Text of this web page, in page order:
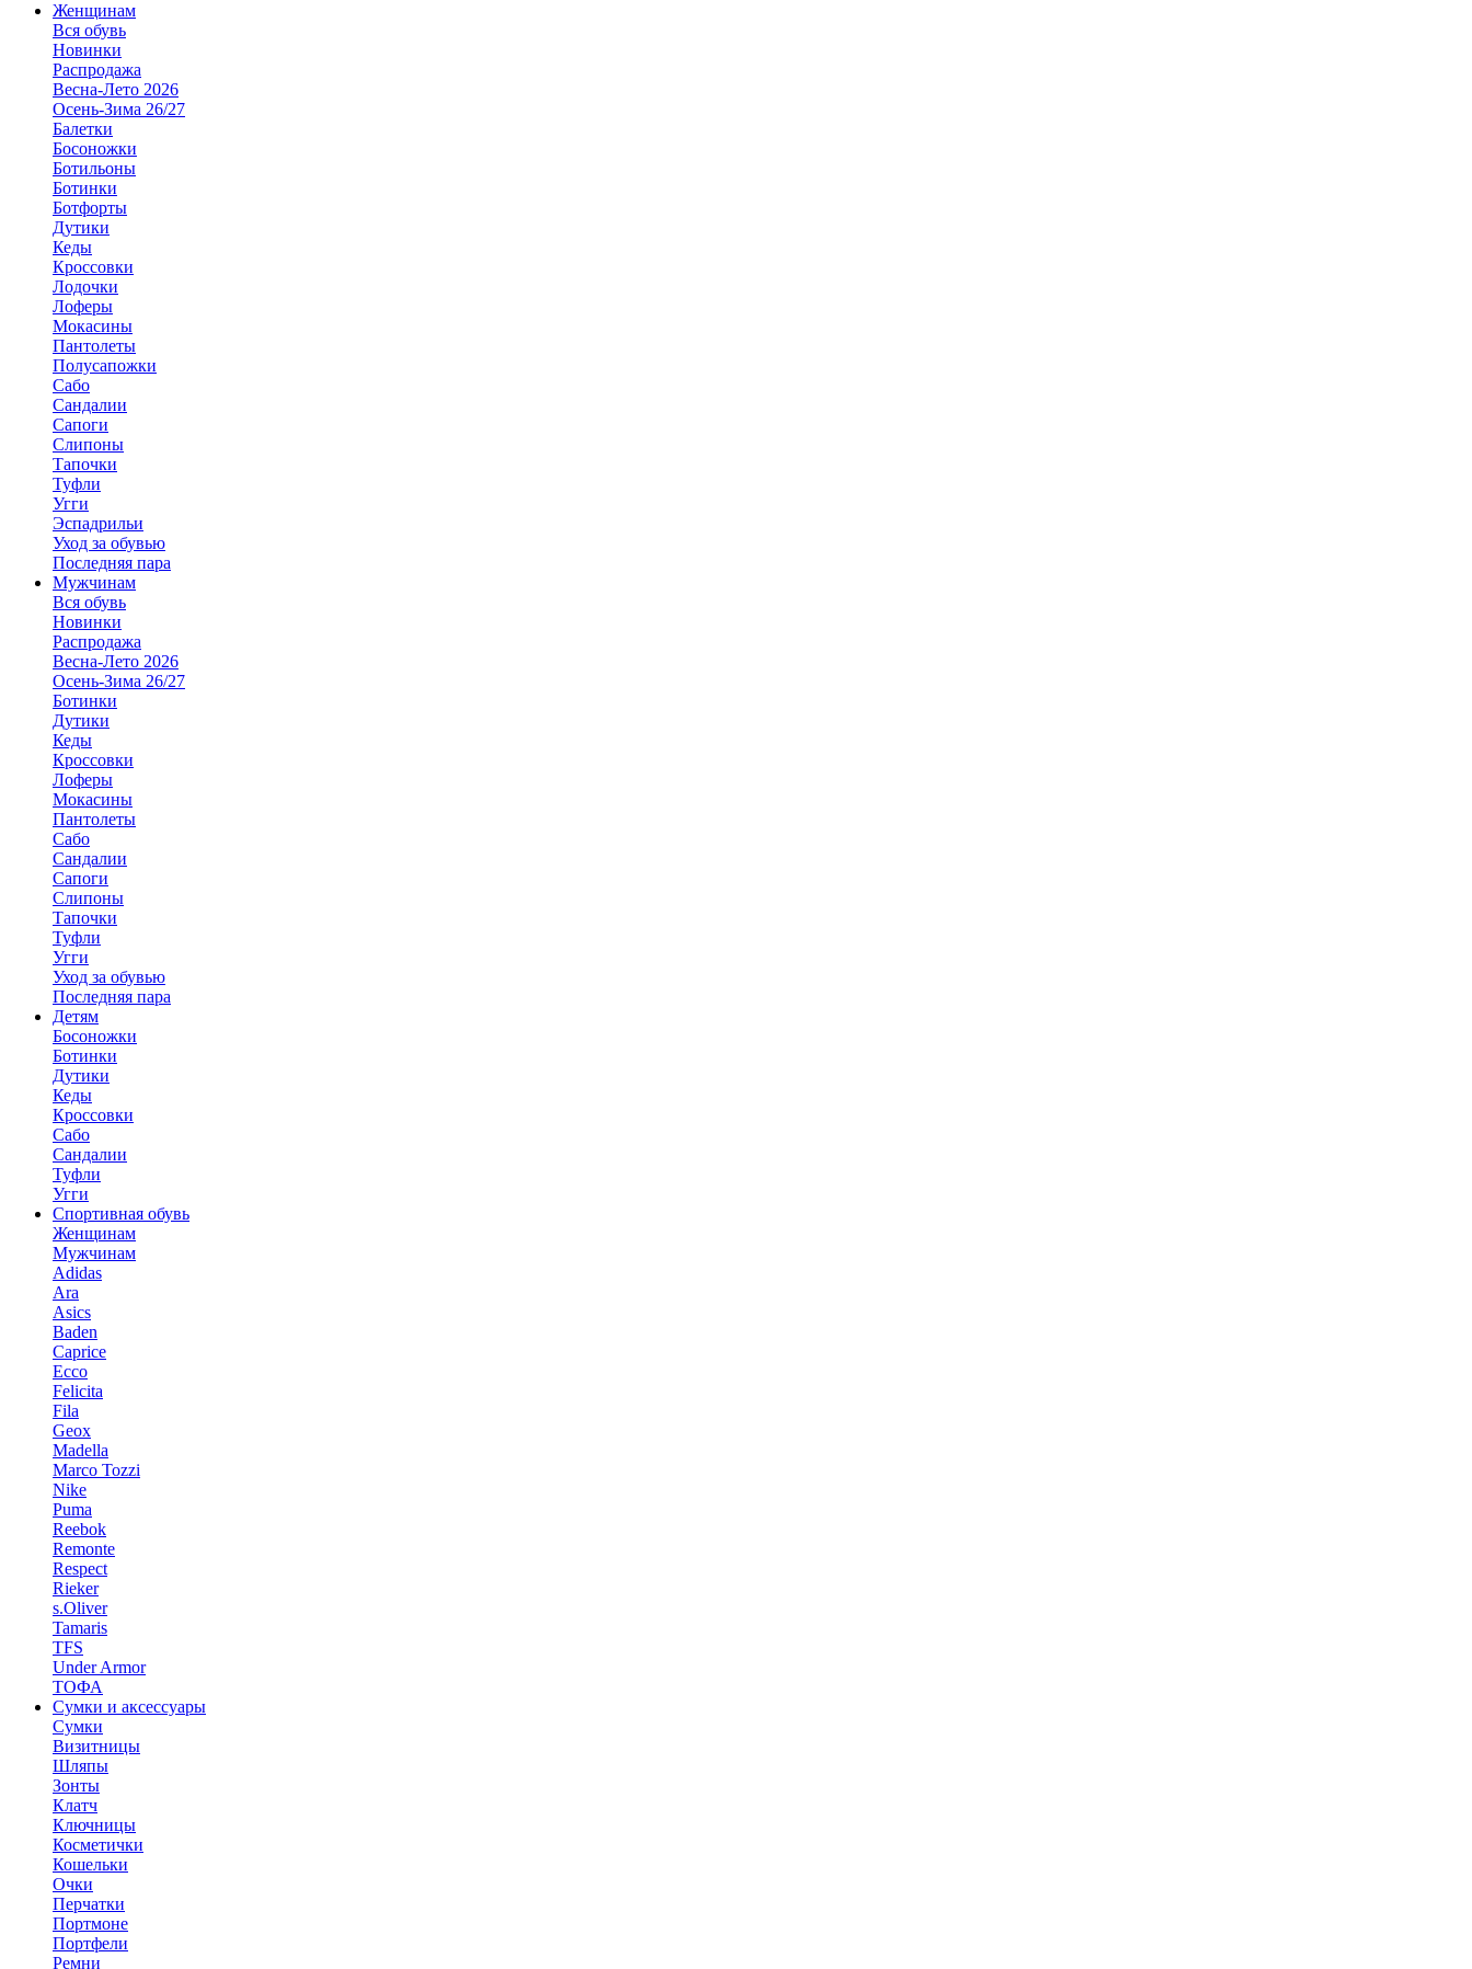
Женщинам
Вся обувь
Новинки
Распродажа
Весна-Лето 2026
Осень-Зима 26/27
Балетки
Босоножки
Ботильоны
Ботинки
Ботфорты
Дутики
Кеды
Кроссовки
Лодочки
Лоферы
Мокасины
Пантолеты
Полусапожки
Сабо
Сандалии
Сапоги
Слипоны
Тапочки
Туфли
Угги
Эспадрильи
Уход за обувью
Последняя пара
Мужчинам
Вся обувь
Новинки
Распродажа
Весна-Лето 2026
Осень-Зима 26/27
Ботинки
Дутики
Кеды
Кроссовки
Лоферы
Мокасины
Пантолеты
Сабо
Сандалии
Сапоги
Слипоны
Тапочки
Туфли
Угги
Уход за обувью
Последняя пара
Детям
Босоножки
Ботинки
Дутики
Кеды
Кроссовки
Сабо
Сандалии
Туфли
Угги
Спортивная обувь
Женщинам
Мужчинам
Adidas
Ara
Asics
Baden
Caprice
Ecco
Felicita
Fila
Geox
Madella
Marco Tozzi
Nike
Puma
Reebok
Remonte
Respect
Rieker
s.Oliver
Tamaris
TFS
Under Armor
ТОФА
Сумки и аксессуары
Сумки
Визитницы
Шляпы
Зонты
Клатч
Ключницы
Косметички
Кошельки
Очки
Перчатки
Портмоне
Портфели
Ремни